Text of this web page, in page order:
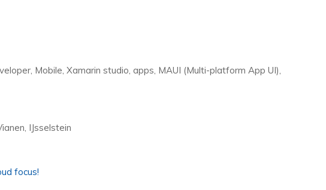
Mobile, Xamarin studio, apps, MAUI (Multi-platform App UI),
IJsselstein
focus!